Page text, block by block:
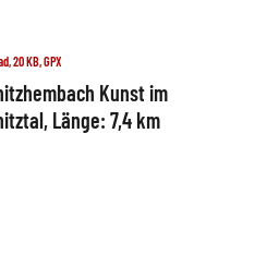
20 KB, GPX
Kunst im
Länge: 7,4 km